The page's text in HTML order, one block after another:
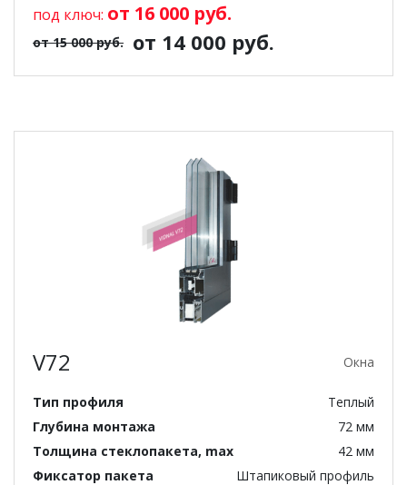
под ключ: от 16 000 руб.
от 15 000 руб. от 14 000 руб.
V72 Окна
Тип профиля
Теплый
Глубина монтажа
72 мм
Толщина стеклопакета, max
42 мм
Фиксатор пакета
Штапиковый профиль